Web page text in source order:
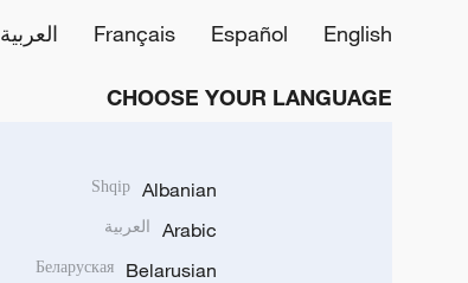
English
Español
Français العربية
CHOOSE YOUR LANGUAGE
Albanian
Shqip
Arabic العربية
Belarusian
Беларуская